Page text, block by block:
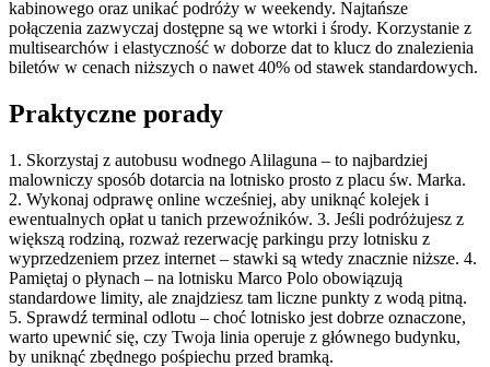
kabinowego oraz unikać podróży w weekendy. Najtańsze
połączenia zazwyczaj dostępne są we wtorki i środy. Korzystanie z
multisearchów i elastyczność w doborze dat to klucz do znalezienia
biletów w cenach niższych o nawet 40% od stawek standardowych.
Praktyczne porady
1. Skorzystaj z autobusu wodnego Alilaguna – to najbardziej
malowniczy sposób dotarcia na lotnisko prosto z placu św. Marka.
2. Wykonaj odprawę online wcześniej, aby uniknąć kolejek i
ewentualnych opłat u tanich przewoźników. 3. Jeśli podróżujesz z
większą rodziną, rozważ rezerwację parkingu przy lotnisku z
wyprzedzeniem przez internet – stawki są wtedy znacznie niższe. 4.
Pamiętaj o płynach – na lotnisku Marco Polo obowiązują
standardowe limity, ale znajdziesz tam liczne punkty z wodą pitną.
5. Sprawdź terminal odlotu – choć lotnisko jest dobrze oznaczone,
warto upewnić się, czy Twoja linia operuje z głównego budynku,
by uniknąć zbędnego pośpiechu przed bramką.